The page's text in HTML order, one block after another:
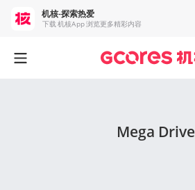
Mega Drive
机核-探索热爱
下载 机核App 浏览更多精彩内容